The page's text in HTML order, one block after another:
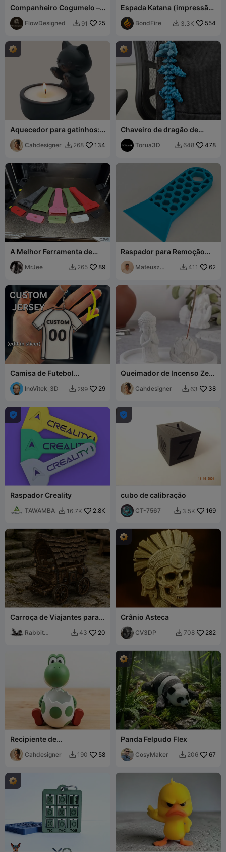
Companheiro Cogumelo –
Impressão Rápida de Mini
ModeloFlowDesigned  91 25
Espada Katana (impressão
in place)
BondFire  3.3K 554
Aquecedor para gatinhos:
Suporte para vela
Cahdesigner  268 134
Chaveiro de dragão de
cristal articulado 008 -
Impressão direta
Torua3D  648 478
A Melhor Ferramenta de
Raspagem
MrJee  265 89
Raspador para Remoção
Segura de Impressão |
Espátula Anti-riscos
Mateusz
 411 62
Camisa de Futebol
Personalizável
InoVitek_3D  299 29
Queimador de Incenso Zen
Trio: Estátua do Buda Bebê
e Flor de Lótus
Cahdesigner  63 38

Raspador Creality
TAWAMBA  16.7K 2.8K

cubo de calibração
CT-7567  3.5K 169
Carroça de Viajantes para
Rabbit
 43 20
Crânio Asteca
CV3DP  708 282
Recipiente de
armazenamento - Yoshi -
decoração colecionável
Cahdesigner  190 58
Panda Felpudo Flex
CosyMaker  206 67